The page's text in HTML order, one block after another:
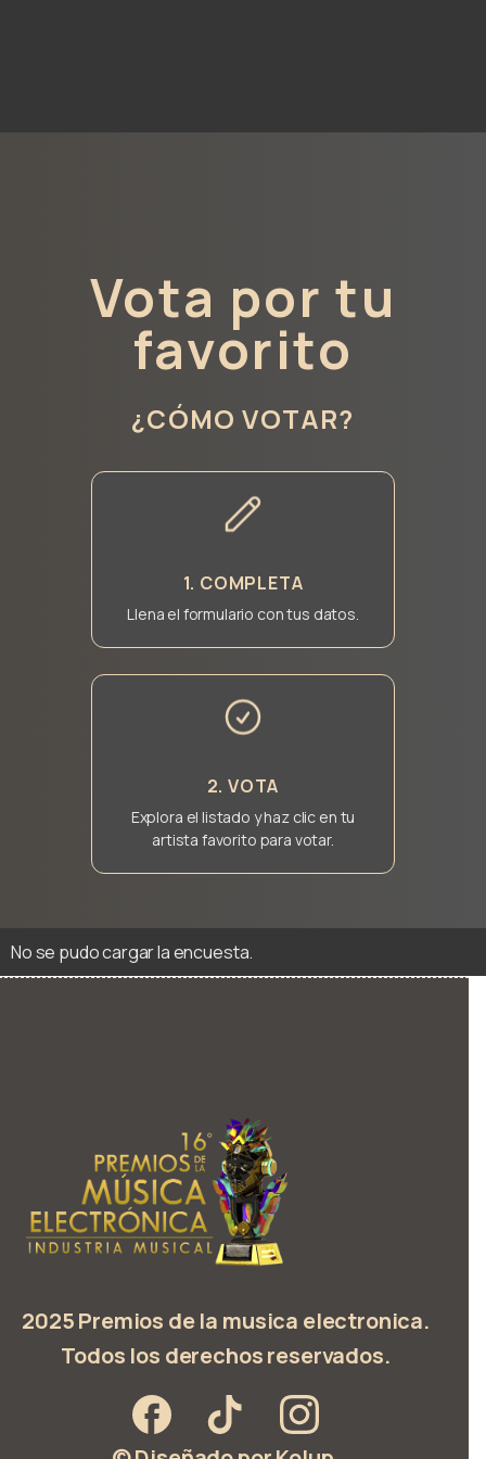
Vota por tu
favorito
¿CÓMO VOTAR?
1. COMPLETA
Llena el formulario con tus datos.
2. VOTA
Explora el listado y haz clic en tu
artista favorito para votar.
No se pudo cargar la encuesta.
2025 Premios de la musica electronica.
Todos los derechos reservados.